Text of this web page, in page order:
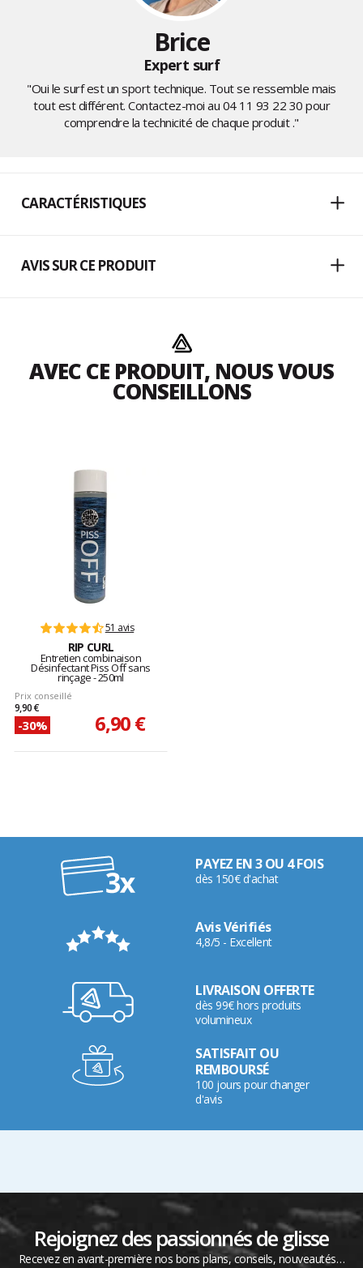
Brice
Expert surf
"Oui le surf est un sport technique. Tout se ressemble mais
tout est différent. Contactez-moi au 04 11 93 22 30 pour
comprendre la technicité de chaque produit ."
CARACTÉRISTIQUES
AVIS SUR CE PRODUIT
AVEC CE PRODUIT, NOUS VOUS
CONSEILLONS
51 avis
RIP CURL
Entretien combinaison
Désinfectant Piss Off sans
rinçage - 250ml
Prix conseillé
9,90 €
-30% 6,90 €
PAYEZ EN 3 OU 4 FOIS
dès 150€ d'achat
Avis Vérifiés
4,8/5 - Excellent
LIVRAISON OFFERTE
dès 99€ hors produits
volumineux
SATISFAIT OU
REMBOURSÉ
100 jours pour changer
d'avis
Rejoignez des passionnés de glisse
Recevez en avant-première nos bons plans, conseils, nouveautés…